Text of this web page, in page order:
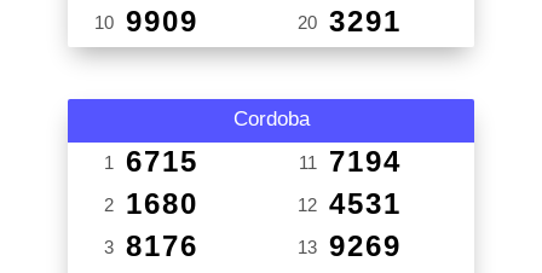
10 9909 20 3291
Cordoba
1 6715
2 1680
3 8176
11 7194
12 4531
13 9269